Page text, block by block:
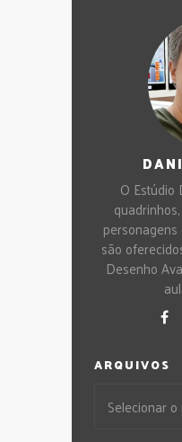
O
são
Desenho
ARQUIVOS